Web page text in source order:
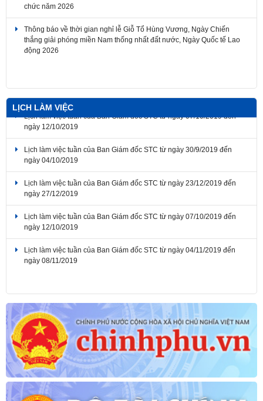
chức năm 2026
Thông báo về thời gian nghỉ lễ Giỗ Tổ Hùng Vương, Ngày Chiến
thắng giải phóng miền Nam thống nhất đất nước, Ngày Quốc tế Lao
động 2026
LỊCH LÀM VIỆC
Lịch làm việc tuần của Ban Giám đốc STC từ ngày 07/10/2019 đến
ngày 12/10/2019
ngày 04/10/2019
ngày 27/12/2019
ngày 12/10/2019
ngày 08/11/2019